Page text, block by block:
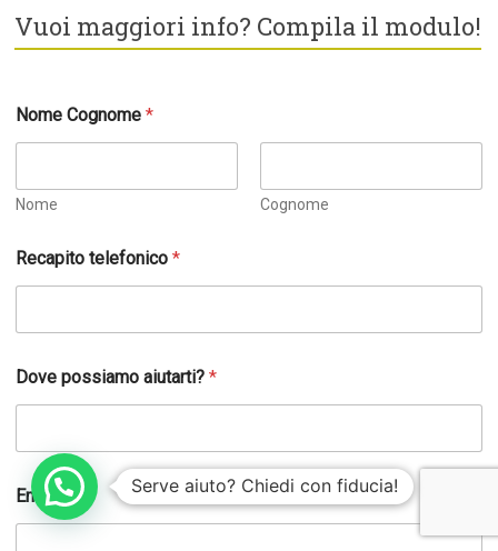
Vuoi maggiori info? Compila il modulo!
Nome Cognome*
Nome Cognome
Recapito telefonico*
Dove possiamo aiutarti?*
u
a
Email Serve aiuto? Chiedi con fiducia!